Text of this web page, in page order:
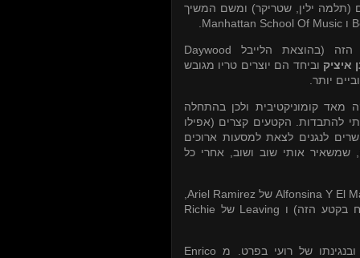
(תלמה ילין, שטריקר( ומשם המשיך
ו Manhattan School Of Music
הזה (בהוצאת הלייבל Daywood
איציק וביחד הם יוצרים טריו מגובש
יותר.
קומוניקטיבית ולכן בהתחלה
3-4 האזנות, אבל שמחתי להתבדות. הקטעים קצרים (אפילו
ולא מאפשרים לנגנים לצאת למסעות ארוכים
שמשאיר אותי שוב ושוב, אחרי כל
Alfonsina Y Elשל Ariel Ramirez
בקטע הזה) ו Leaving של Richie
של רועי בפרט. מ Enrico